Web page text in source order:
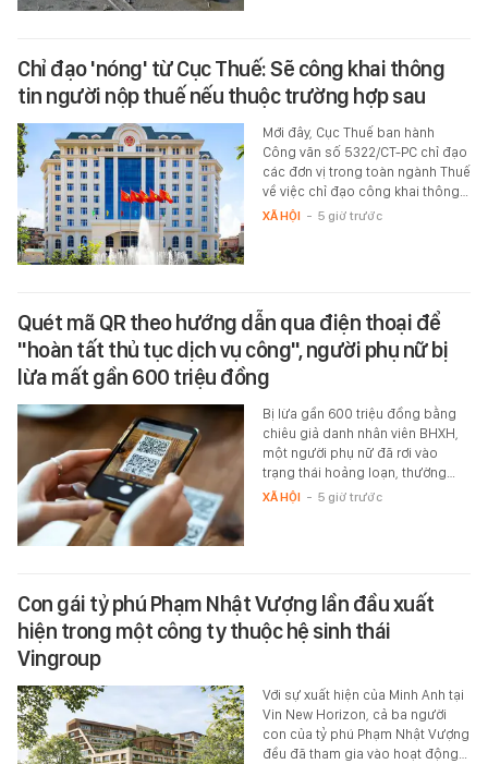
Chỉ đạo 'nóng' từ Cục Thuế: Sẽ công khai thông
tin người nộp thuế nếu thuộc trường hợp sau
Mới đây, Cục Thuế ban hành
Công văn số 5322/CT-PC chỉ đạo
các đơn vị trong toàn ngành Thuế
về việc chỉ đạo công khai thông…
XÃ HỘI - 5 giờ trước
Quét mã QR theo hướng dẫn qua điện thoại để
"hoàn tất thủ tục dịch vụ công", người phụ nữ bị
lừa mất gần 600 triệu đồng
Bị lừa gần 600 triệu đồng bằng
chiêu giả danh nhân viên BHXH,
một người phụ nữ đã rơi vào
trạng thái hoảng loạn, thường…
XÃ HỘI - 5 giờ trước
Con gái tỷ phú Phạm Nhật Vượng lần đầu xuất
hiện trong một công ty thuộc hệ sinh thái
Vingroup
Với sự xuất hiện của Minh Anh tại
Vin New Horizon, cả ba người
con của tỷ phú Phạm Nhật Vượng
đều đã tham gia vào hoạt động…